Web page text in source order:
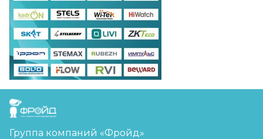
FreudGroup
Группа компаний «Фройд»